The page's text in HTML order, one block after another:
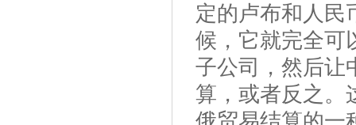
定的卢布和人民
候，它就完全可
子公司，然后让
算，或者反之。